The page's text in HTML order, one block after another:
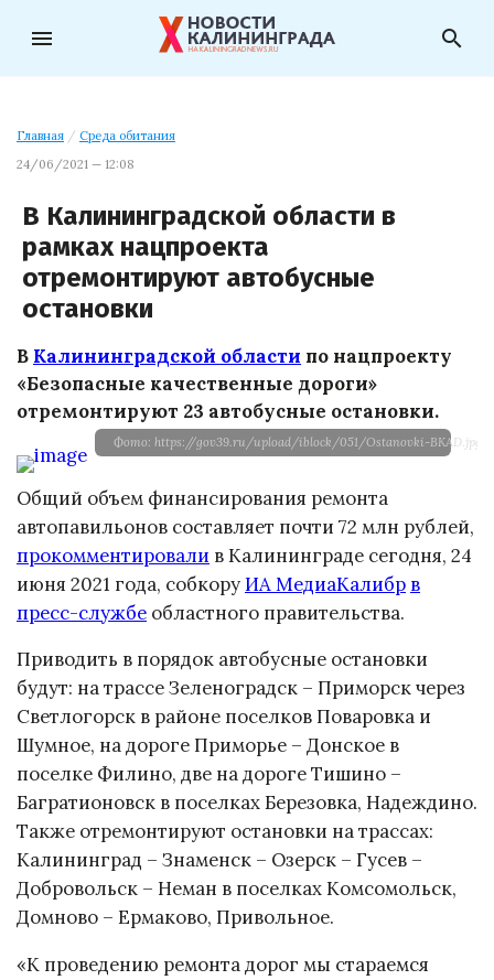
menu search
Главная / Среда обитания
24/06/2021 — 12:08
В Калининградской области в
рамках нацпроекта
отремонтируют автобусные
остановки
В Калининградской области по нацпроекту
«Безопасные качественные дороги»
отремонтируют 23 автобусные остановки.
Фото: https://gov39.ru/upload/iblock/051/Ostanovki-BKAD.jpg
Общий объем финансирования ремонта
автопавильонов составляет почти 72 млн рублей,
прокомментировали в Калининграде сегодня, 24
июня 2021 года, собкоруИА МедиаКалибр в
пресс-службе областного правительства.
Приводить в порядок автобусные остановки
будут: на трассе Зеленоградск – Приморск через
Светлогорск в районе поселков Поваровка и
Шумное, на дороге Приморье – Донское в
поселке Филино, две на дороге Тишино –
Багратионовск в поселках Березовка, Надеждино.
Также отремонтируют остановки на трассах:
Калининград – Знаменск – Озерск – Гусев –
Добровольск – Неман в поселках Комсомольск,
Домново – Ермаково, Привольное.
«К проведению ремонта дорог мы стараемся